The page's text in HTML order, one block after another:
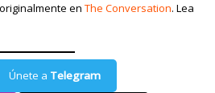
en The Conversation. Lea
Únete a Telegram